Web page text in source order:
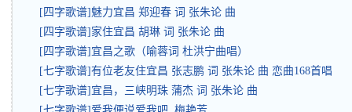
[四字歌谱]魅力宜昌 郑迎春 词 张朱论 曲
[四字歌谱]家住宜昌 胡琳 词 张朱论 曲
[四字歌谱]宜昌之歌（喻蓉词 杜洪宁曲唱）
[七字歌谱]有位老友住宜昌 张志鹏 词 张朱论 曲 恋曲168首唱
[七字歌谱]宜昌，三峡明珠 蒲杰 词 张朱论 曲